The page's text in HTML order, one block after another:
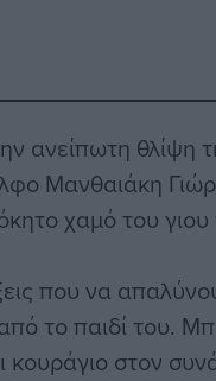
θλίψη
Μανθαιάκη
χαμό του γιου
που να
το παιδί του.
στον